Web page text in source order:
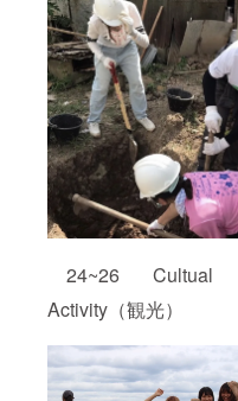
24~26 Cultual
Activity（観光）